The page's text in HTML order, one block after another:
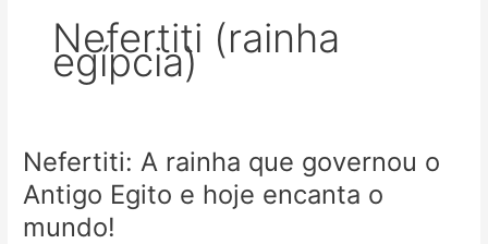
Nefertiti (rainha
egípcia)
Nefertiti: A rainha que governou o
Antigo Egito e hoje encanta o
mundo!